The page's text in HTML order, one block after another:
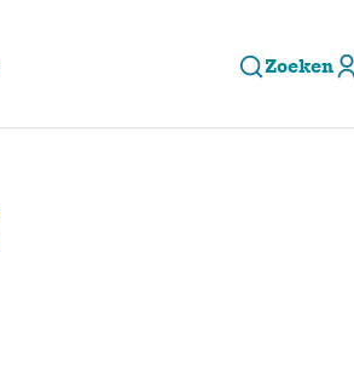
Zoeken